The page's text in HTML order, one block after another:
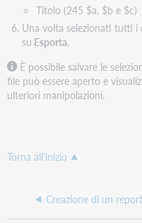
Titolo (245 $a, $b e $c)
Una volta selezionati tutti
su Esporta.
È possibile salvare le
file può essere aperto e
ulteriori manipolazioni.
Torna all'inizio